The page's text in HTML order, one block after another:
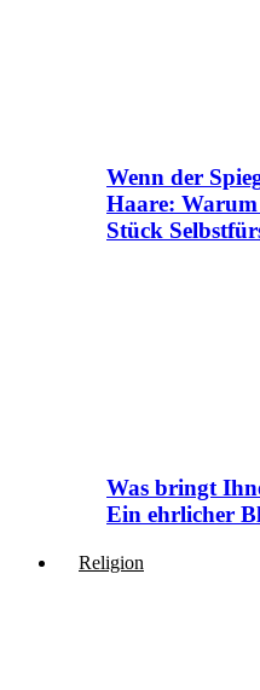
Wenn der
Haare: Warum
Stück
Was bringt
Ein ehrlicher
Religion